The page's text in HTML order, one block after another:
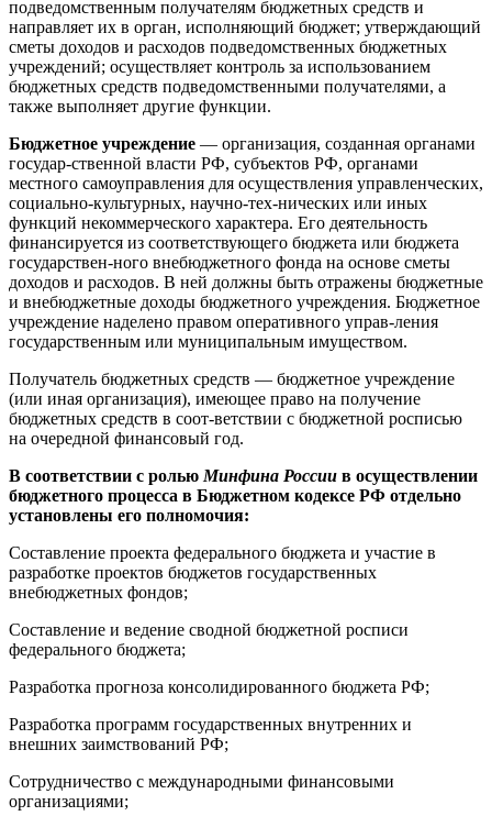
подведомственным получателям бюджетных средств и
направляет их в орган, исполняющий бюджет; утверждающий
сметы доходов и расходов подведомственных бюджетных
учреждений; осуществляет контроль за использованием
бюджетных средств подведомственными получателями, а
также выполняет другие функции.
Бюджетное учреждение — организация, созданная органами
государ-ственной власти РФ, субъектов РФ, органами
местного самоуправления для осуществления управленческих,
социально-культурных, научно-тех-нических или иных
функций некоммерческого характера. Его деятельность
финансируется из соответствующего бюджета или бюджета
государствен-ного внебюджетного фонда на основе сметы
доходов и расходов. В ней должны быть отражены бюджетные
и внебюджетные доходы бюджетного учреждения. Бюджетное
учреждение наделено правом оперативного управ-ления
государственным или муниципальным имуществом.
Получатель бюджетных средств — бюджетное учреждение
(или иная организация), имеющее право на получение
бюджетных средств в соот-ветствии с бюджетной росписью
на очередной финансовый год.
В соответствии с ролью Минфина России в осуществлении
бюджетного процесса в Бюджетном кодексе РФ отдельно
установлены его полномочия:
Составление проекта федерального бюджета и участие в
разработке проектов бюджетов государственных
внебюджетных фондов;
Составление и ведение сводной бюджетной росписи
федерального бюджета;
Разработка прогноза консолидированного бюджета РФ;
Разработка программ государственных внутренних и
внешних заимствований РФ;
Сотрудничество с международными финансовыми
организациями;